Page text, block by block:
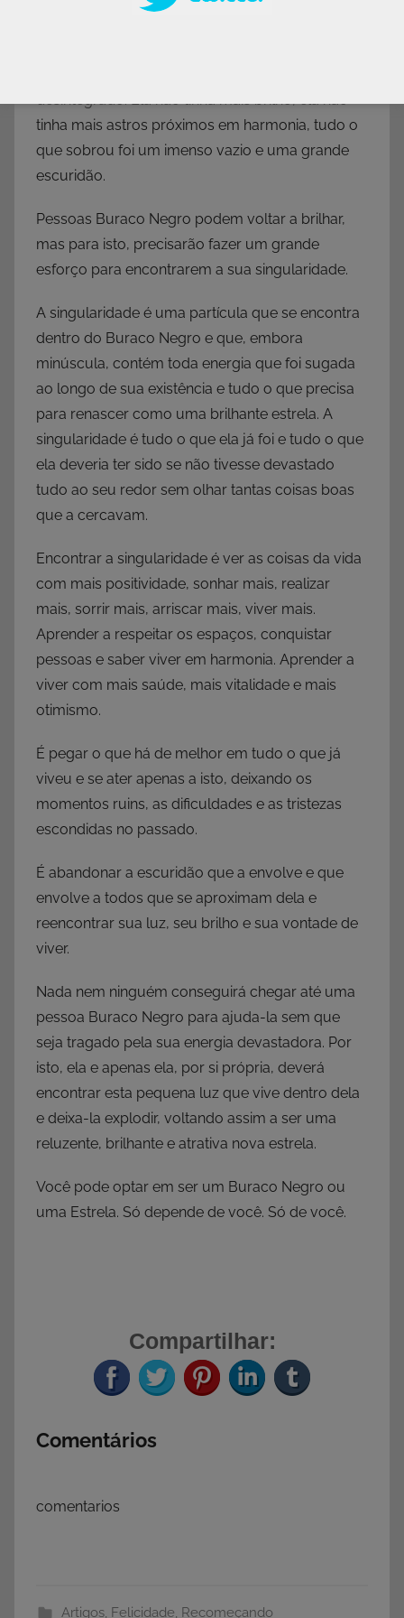
deformou totalmente e a transformou em algo
desintegrado. Ela não tinha mais brilho, ela não
tinha mais astros próximos em harmonia, tudo o
que sobrou foi um imenso vazio e uma grande
escuridão.
Pessoas Buraco Negro podem voltar a brilhar,
mas para isto, precisarão fazer um grande
esforço para encontrarem a sua singularidade.
A singularidade é uma partícula que se encontra
dentro do Buraco Negro e que, embora
minúscula, contém toda energia que foi sugada
ao longo de sua existência e tudo o que precisa
para renascer como uma brilhante estrela. A
singularidade é tudo o que ela já foi e tudo o que
ela deveria ter sido se não tivesse devastado
tudo ao seu redor sem olhar tantas coisas boas
que a cercavam.
Encontrar a singularidade é ver as coisas da vida
com mais positividade, sonhar mais, realizar
mais, sorrir mais, arriscar mais, viver mais.
Aprender a respeitar os espaços, conquistar
pessoas e saber viver em harmonia. Aprender a
viver com mais saúde, mais vitalidade e mais
otimismo.
É pegar o que há de melhor em tudo o que já
viveu e se ater apenas a isto, deixando os
momentos ruins, as dificuldades e as tristezas
escondidas no passado.
É abandonar a escuridão que a envolve e que
envolve a todos que se aproximam dela e
reencontrar sua luz, seu brilho e sua vontade de
viver.
Nada nem ninguém conseguirá chegar até uma
pessoa Buraco Negro para ajuda-la sem que
seja tragado pela sua energia devastadora. Por
isto, ela e apenas ela, por si própria, deverá
encontrar esta pequena luz que vive dentro dela
e deixa-la explodir, voltando assim a ser uma
reluzente, brilhante e atrativa nova estrela.
Você pode optar em ser um Buraco Negro ou
uma Estrela. Só depende de você. Só de você.
Compartilhar:
Comentários
comentarios
Artigos, Felicidade Recomeçando